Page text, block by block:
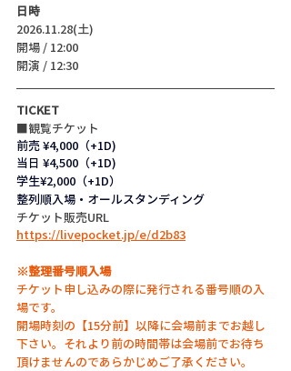
日時
2026.11.28(土)
開場 / 12:00
開演 / 12:30
TICKET
■観覧チケット
前売 ¥4,000（+1D)
当日 ¥4,500（+1D)
学生¥2,000（+1D）
整列順入場・オールスタンディング
チケット販売URL
https://livepocket.jp/e/d2b83
※整理番号順入場
チケット申し込みの際に発行される番号順の入
場です。
開場時刻の【15分前】以降に会場前までお越し
下さい。それより前の時間帯は会場前でお待ち
頂けませんのであらかじめご了承ください。